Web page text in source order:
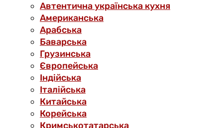
Автентична українська кухня
Американська
Арабська
Баварська
Грузинська
Європейська
Індійська
Італійська
Китайська
Корейська
Кримськотатарська